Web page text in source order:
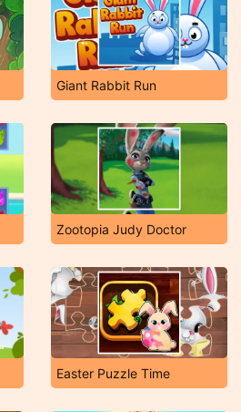
Giant Rabbit Run
Zootopia Judy Doctor
Easter Puzzle Time